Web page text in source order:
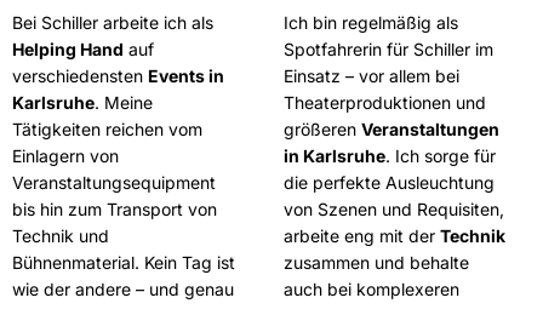
Bei Schiller arbeite ich als
Helping Hand auf
verschiedensten Events in
Karlsruhe. Meine
Tätigkeiten reichen vom
Einlagern von
Veranstaltungsequipment
bis hin zum Transport von
Technik und
Bühnenmaterial. Kein Tag ist
wie der andere – und genau
Ich bin regelmäßig als
Spotfahrerin für Schiller im
Einsatz – vor allem bei
Theaterproduktionen und
größeren Veranstaltungen
in Karlsruhe. Ich sorge für
die perfekte Ausleuchtung
von Szenen und Requisiten,
arbeite eng mit der Technik
zusammen und behalte
auch bei komplexeren